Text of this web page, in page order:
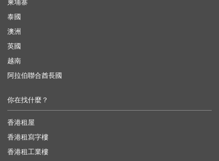
柬埔寨
泰國
澳洲
英國
越南
阿拉伯聯合酋長國
你在找什麼？
香港租屋
香港租寫字樓
香港租工業樓